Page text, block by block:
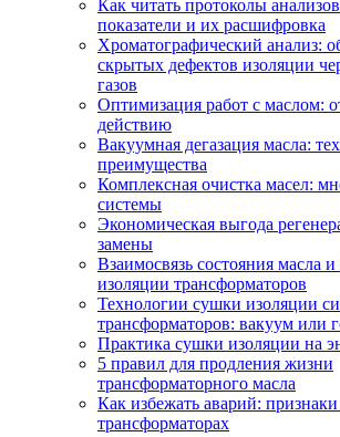
Как читать протоколы
показатели и их расшифровка
Хроматографический анализ:
скрытых дефектов изоляции
газов
Оптимизация работ с маслом:
действию
Вакуумная дегазация масла:
преимущества
Комплексная очистка масел:
системы
Экономическая выгода
замены
Взаимосвязь состояния масла
изоляции трансформаторов
Технологии сушки изоляции
трансформаторов: вакуум или
Практика сушки изоляции на
5 правил для продления жизни
трансформаторного масла
Как избежать аварий:
трансформаторах